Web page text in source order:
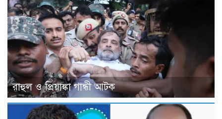
রাহুল ও প্রিয়াঙ্কা গান্ধী আটক